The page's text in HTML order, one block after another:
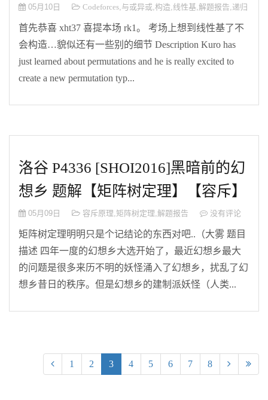
05月10日 Codeforces,与或异或,构造,线性基,解题报告,递归
首先恭喜 xht37 喜提本场 rk1。 考场上想到线性基了不
会构造…貌似还有一些别的细节 Description Kuro has
just learned about permutations and he is really excited to
create a new permutation typ...
洛谷 P4336 [SHOI2016]黑暗前的幻
想乡 题解【矩阵树定理】【容斥】
05月09日 容斥原理,矩阵树定理,解题报告 没有评论
矩阵树定理明明只是个记结论的东西对吧..（大雾 题目
描述 四年一度的幻想乡大选开始了，最近幻想乡最大
的问题是很多来历不明的妖怪涌入了幻想乡，扰乱了幻
想乡昔日的秩序。但是幻想乡的建制派妖怪（人类...
1 2 3(current)
4 5 6 7 8